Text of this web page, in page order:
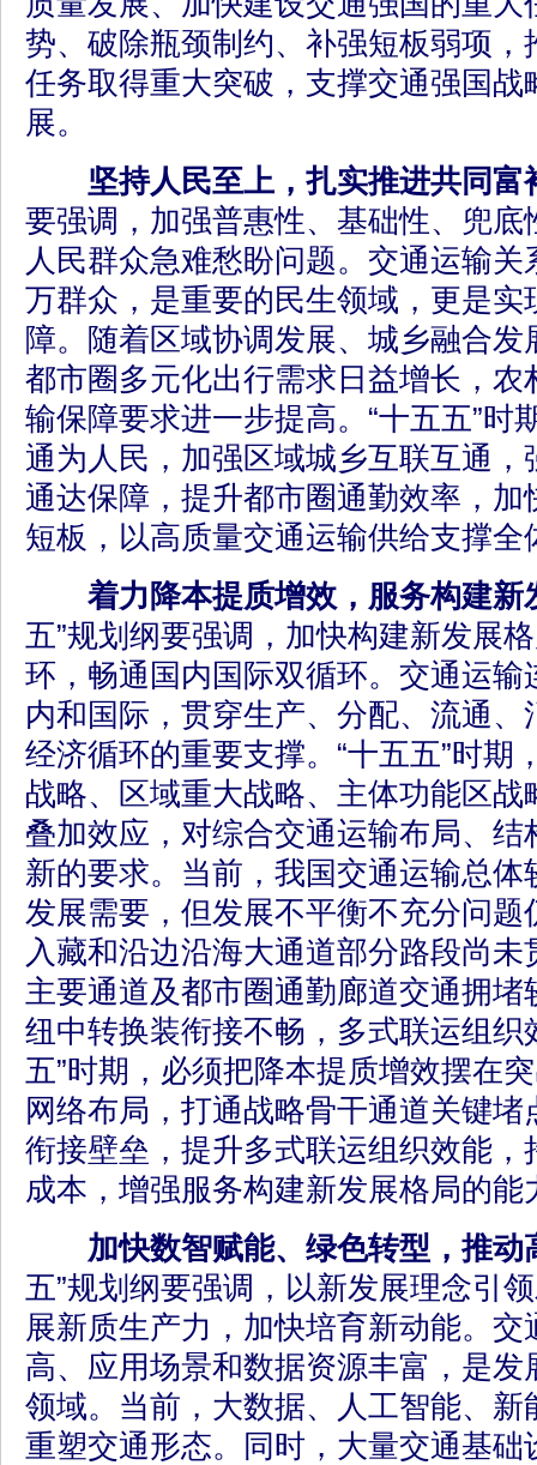
势、破除瓶颈制约、补强短板弱项，
任务取得重大突破，支撑交通强国战
展。
坚持人民至上，扎实推进共同富
要强调，加强普惠性、基础性、兜底
人民群众急难愁盼问题。交通运输
万群众，是重要的民生领域，更是实
障。随着区域协调发展、城乡融合
都市圈多元化出行需求日益增长，农
输保障要求进一步提高。“十五五”时
通为人民，加强区域城乡互联互通，
通达保障，提升都市圈通勤效率，加
短板，以高质量交通运输供给支撑全
着力降本提质增效，服务构建新
五”规划纲要强调，加快构建新发展
环，畅通国内国际双循环。交通运输
内和国际，贯穿生产、分配、流通
经济循环的重要支撑。“十五五”时期
战略、区域重大战略、主体功能区
叠加效应，对综合交通运输布局、
新的要求。当前，我国交通运输总
发展需要，但发展不平衡不充分问题
入藏和沿边沿海大通道部分路段尚
主要通道及都市圈通勤廊道交通拥
纽中转换装衔接不畅，多式联运组织
五”时期，必须把降本提质增效摆在
网络布局，打通战略骨干通道关键
衔接壁垒，提升多式联运组织效能，
成本，增强服务构建新发展格局的能
加快数智赋能、绿色转型，推动
五”规划纲要强调，以新发展理念引
展新质生产力，加快培育新动能。交
高、应用场景和数据资源丰富，是
领域。当前，大数据、人工智能、新
重塑交通形态。同时，大量交通基础